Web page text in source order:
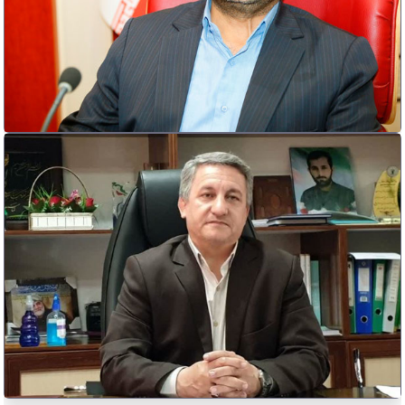
مصطفی صالحی
فرماندار بوئین زهرا
028-33892191
مدرک تحصیلی: کارشناسی ارشد علوم سیاسی
سنوات: 22سال
پست الکترونیک سازمانی: takestan@ostan-qz.ir
سوابق اجرایی :شهردار اقبالیه - معاون فرماندار البرز
مدرک تحصیلی: کارشناسی ارشد فقه و مبانی حقوق
سنوات: 28 سال
پست الکترونیک سازمانی: qazvin@ostan-qz.ir
سوابق اجرایی: شهردار قزوین- فرماندار تاکستان- مدیر کل امور اداری
و مالی استانداری قزوین